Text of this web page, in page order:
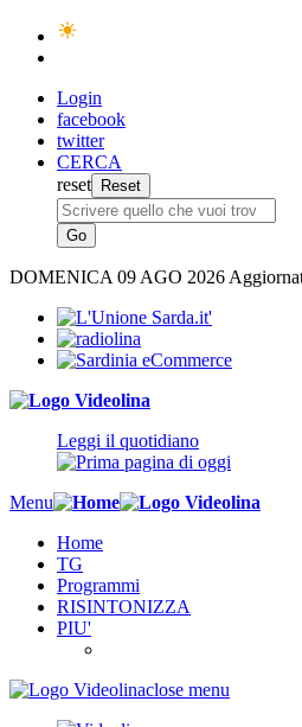
Login
facebook
twitter
CERCA
reset
DOMENICA 09 AGO 2026
Leggi il quotidiano
Menu
Home
TG
Programmi
RISINTONIZZA
PIU'
close menu